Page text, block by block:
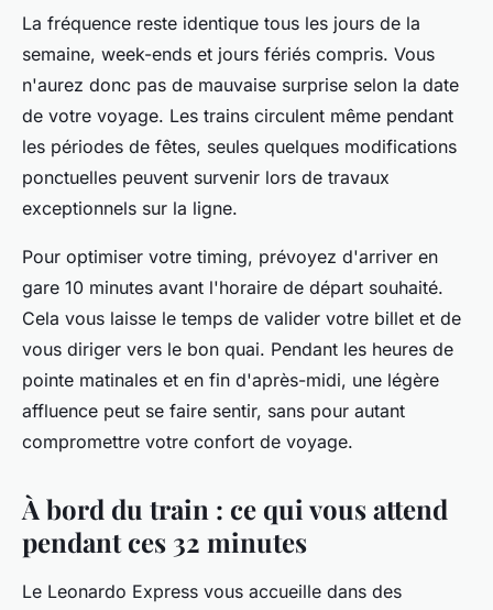
La fréquence reste identique tous les jours de la
semaine, week-ends et jours fériés compris. Vous
n'aurez donc pas de mauvaise surprise selon la date
de votre voyage. Les trains circulent même pendant
les périodes de fêtes, seules quelques modifications
ponctuelles peuvent survenir lors de travaux
exceptionnels sur la ligne.
Pour optimiser votre timing, prévoyez d'arriver en
gare 10 minutes avant l'horaire de départ souhaité.
Cela vous laisse le temps de valider votre billet et de
vous diriger vers le bon quai. Pendant les heures de
pointe matinales et en fin d'après-midi, une légère
affluence peut se faire sentir, sans pour autant
compromettre votre confort de voyage.
À bord du train : ce qui vous attend
pendant ces 32 minutes
Le Leonardo Express vous accueille dans des